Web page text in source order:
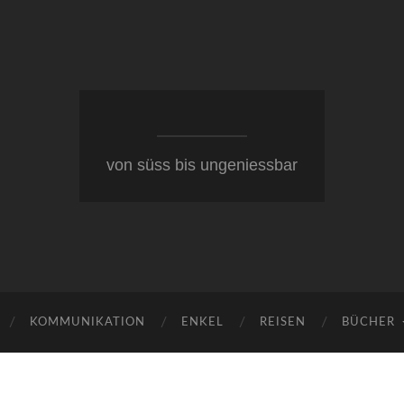
von süss bis ungeniessbar
KOMMUNIKATION ENKEL REISEN BÜCHER